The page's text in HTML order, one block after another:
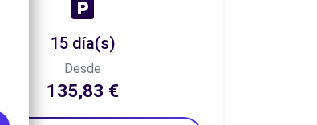
15 día(s)
Desde
135,83 €